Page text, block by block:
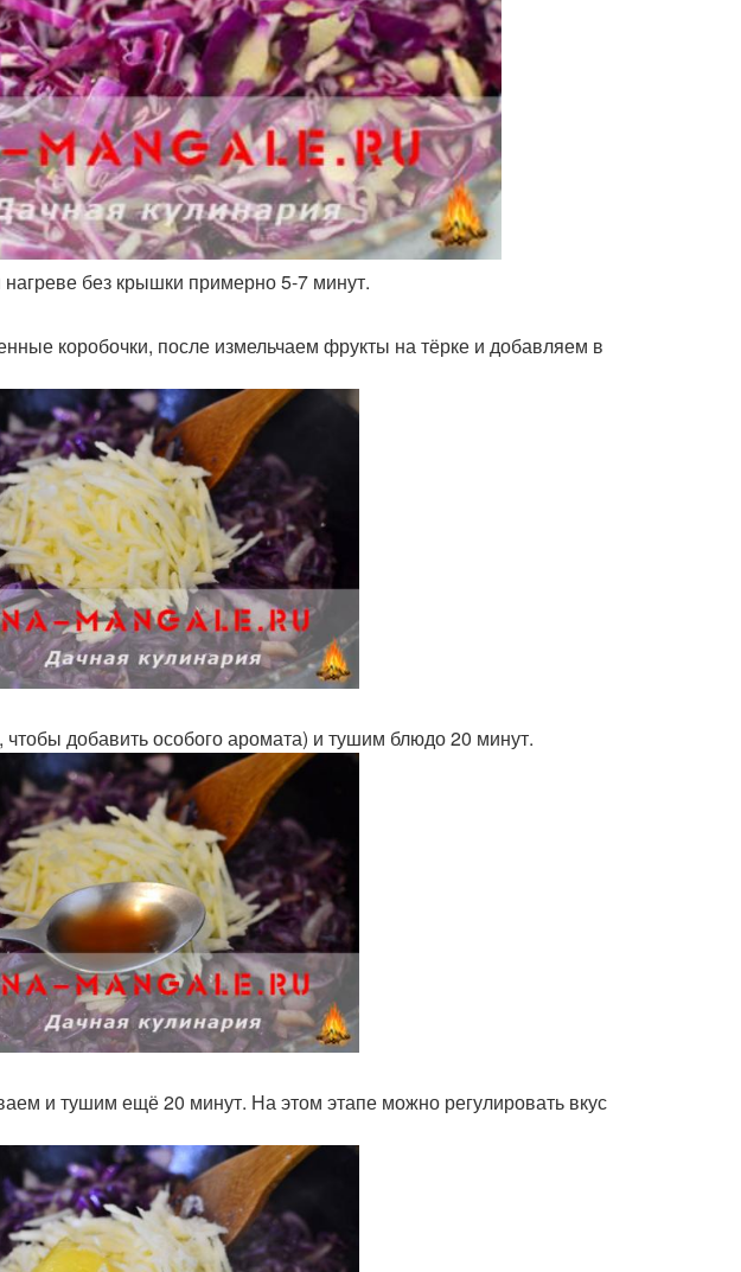
без крышки примерно 5-7 минут.
коробочки, после измельчаем фрукты на тёрке и добавляем в
добавить особого аромата) и тушим блюдо 20 минут.
и тушим ещё 20 минут. На этом этапе можно регулировать вкус